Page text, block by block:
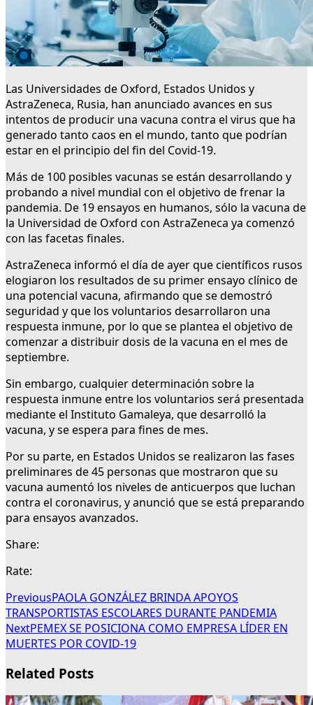
Las Universidades de Oxford, Estados Unidos y
AstraZeneca, Rusia, han anunciado avances en sus
intentos de producir una vacuna contra el virus que ha
generado tanto caos en el mundo, tanto que podrían
estar en el principio del fin del Covid-19.
Más de 100 posibles vacunas se están desarrollando y
probando a nivel mundial con el objetivo de frenar la
pandemia. De 19 ensayos en humanos, sólo la vacuna de
la Universidad de Oxford con AstraZeneca ya comenzó
con las facetas finales.
AstraZeneca informó el día de ayer que científicos rusos
elogiaron los resultados de su primer ensayo clínico de
una potencial vacuna, afirmando que se demostró
seguridad y que los voluntarios desarrollaron una
respuesta inmune, por lo que se plantea el objetivo de
comenzar a distribuir dosis de la vacuna en el mes de
septiembre.
Sin embargo, cualquier determinación sobre la
respuesta inmune entre los voluntarios será presentada
mediante el Instituto Gamaleya, que desarrolló la
vacuna, y se espera para fines de mes.
Por su parte, en Estados Unidos se realizaron las fases
preliminares de 45 personas que mostraron que su
vacuna aumentó los niveles de anticuerpos que luchan
contra el coronavirus, y anunció que se está preparando
para ensayos avanzados.
Share:
Rate:
PreviousPAOLA GONZÁLEZ BRINDA APOYOS
TRANSPORTISTAS ESCOLARES DURANTE PANDEMIA
NextPEMEX SE POSICIONA COMO EMPRESA LÍDER EN
MUERTES POR COVID-19
Related Posts